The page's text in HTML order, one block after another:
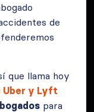
de
que llama hoy
Uber y Lyft
para